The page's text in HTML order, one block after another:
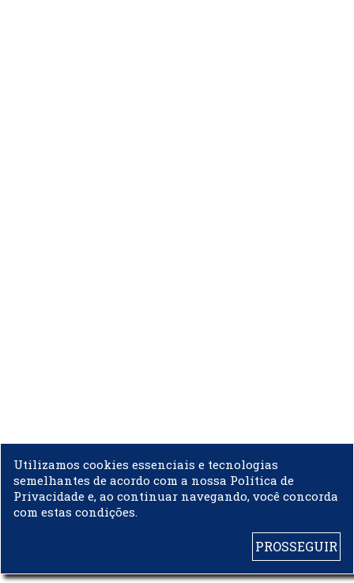
Utilizamos cookies essenciais e tecnologias
semelhantes de acordo com a nossa Política de
Privacidade e, ao continuar navegando, você concorda
com estas condições.
PROSSEGUIR